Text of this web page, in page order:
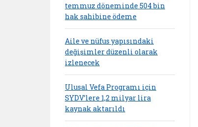
temmuz döneminde 504 bin
hak sahibine ödeme
Aile ve nüfus yapısındaki
değişimler düzenli olarak
izlenecek
Ulusal Vefa Programı için
SYDV’lere 1,2 milyar lira
kaynak aktarıldı